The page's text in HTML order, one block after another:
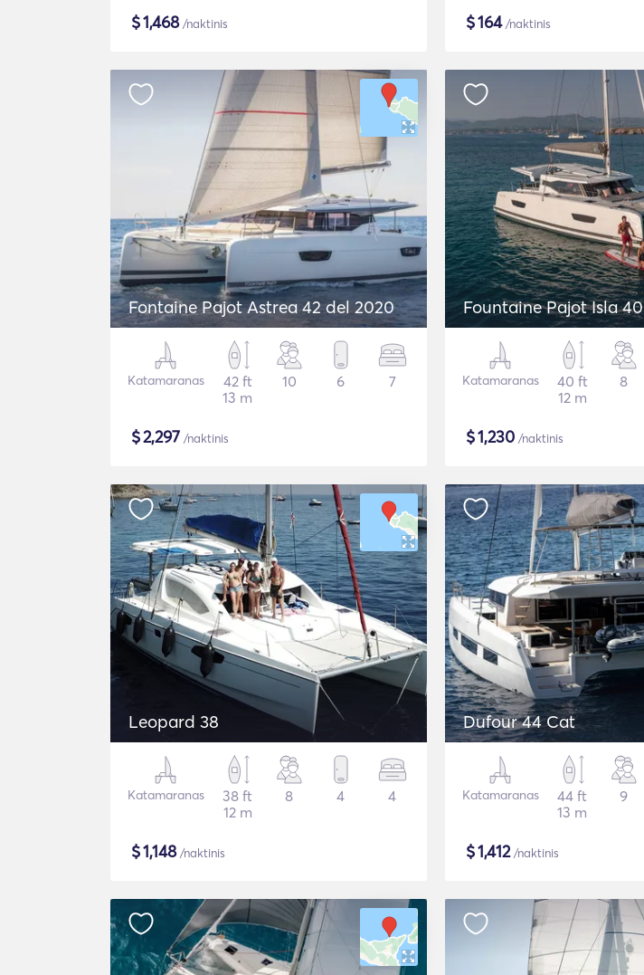
$1,468/naktinis $164/naktinis
Fontaine Pajot Astrea 42 del 2020
Katamaranas
42 ft
13 m
10 6 7
$2,297 /naktinis
Fountaine Pajot Isla 40
Katamaranas
40 ft
12 m
8
$1,230 /naktinis
Leopard 38
Katamaranas
38 ft
12 m
8 4 4
$1,148/naktinis
Dufour 44 Cat
Katamaranas
44 ft
13 m
9
$1,412/naktinis